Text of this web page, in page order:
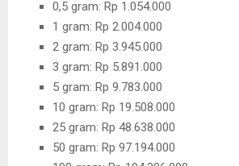
0,5 gram: Rp 1.054.000
1 gram: Rp 2.004.000
2 gram: Rp 3.945.000
3 gram: Rp 5.891.000
5 gram: Rp 9.783.000
10 gram: Rp 19.508.000
25 gram: Rp 48.638.000
50 gram: Rp 97.194.000